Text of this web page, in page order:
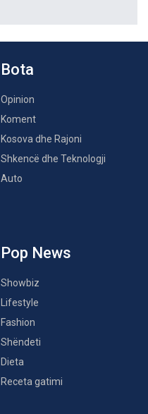
Bota
Opinion
Koment
Kosova dhe Rajoni
Shkencë dhe Teknologji
Auto
Pop News
Showbiz
Lifestyle
Fashion
Shëndeti
Dieta
Receta gatimi